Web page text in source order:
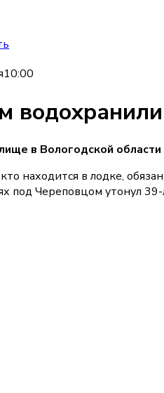
10:00
в Вологодской
находится в лодке,
под Череповцом утонул